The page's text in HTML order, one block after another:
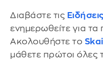
Διαβάστε τις
ενημερωθείτε για
Ακολουθήστε το
μάθετε πρώτοι όλες